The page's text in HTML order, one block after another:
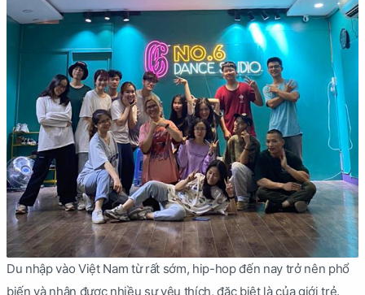
Du nhập vào Việt Nam từ rất sớm, hip-hop đến nay trở nên phổ
biến và nhận được nhiều sự yêu thích, đặc biệt là của giới trẻ.